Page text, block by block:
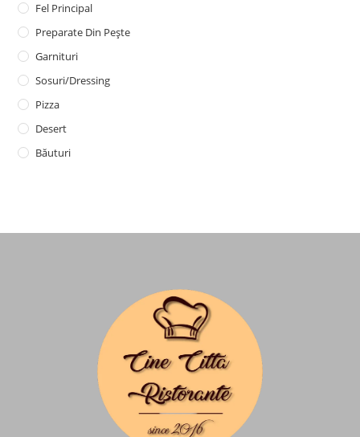
Fel Principal
Preparate Din Pește
Garnituri
Sosuri/dressing
Pizza
Desert
Băuturi